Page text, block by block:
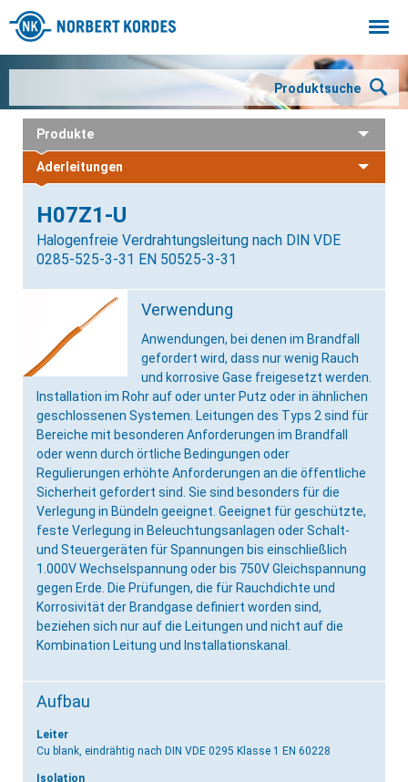
Produktsuche
Produkte
Aderleitungen
H07Z1-U
Halogenfreie Verdrahtungsleitung nach DIN VDE
0285-525-3-31 EN 50525-3-31
Verwendung
Anwendungen, bei denen im Brandfall
gefordert wird, dass nur wenig Rauch
und korrosive Gase freigesetzt werden.
Installation im Rohr auf oder unter Putz oder in ähnlichen
geschlossenen Systemen. Leitungen des Typs 2 sind für
Bereiche mit besonderen Anforderungen im Brandfall
oder wenn durch örtliche Bedingungen oder
Regulierungen erhöhte Anforderungen an die öffentliche
Sicherheit gefordert sind. Sie sind besonders für die
Verlegung in Bündeln geeignet. Geeignet für geschützte,
feste Verlegung in Beleuchtungsanlagen oder Schalt-
und Steuergeräten für Spannungen bis einschließlich
1.000V Wechselspannung oder bis 750V Gleichspannung
gegen Erde. Die Prüfungen, die für Rauchdichte und
Korrosivität der Brandgase definiert worden sind,
beziehen sich nur auf die Leitungen und nicht auf die
Kombination Leitung und Installationskanal.
Aufbau
Leiter
Cu blank, eindrähtig nach DIN VDE 0295 Klasse 1 EN 60228
Isolation